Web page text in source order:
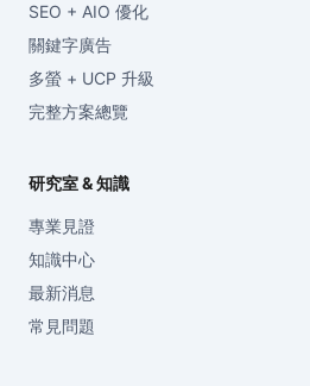
SEO + AIO 優化
關鍵字廣告
多螢 + UCP 升級
完整方案總覽
研究室 & 知識
專業見證
知識中心
最新消息
常見問題